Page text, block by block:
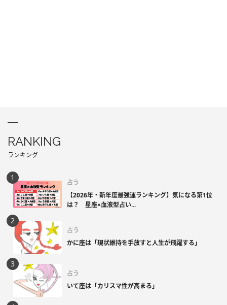
RANKING
ランキング
占う
【2026年・新年度最強運ランキング】気になる第1位
は？ 星座×血液型占い...
占う
かに座は「現状維持を手放すと人生が飛躍する」
占う
いて座は「カリスマ性が高まる」